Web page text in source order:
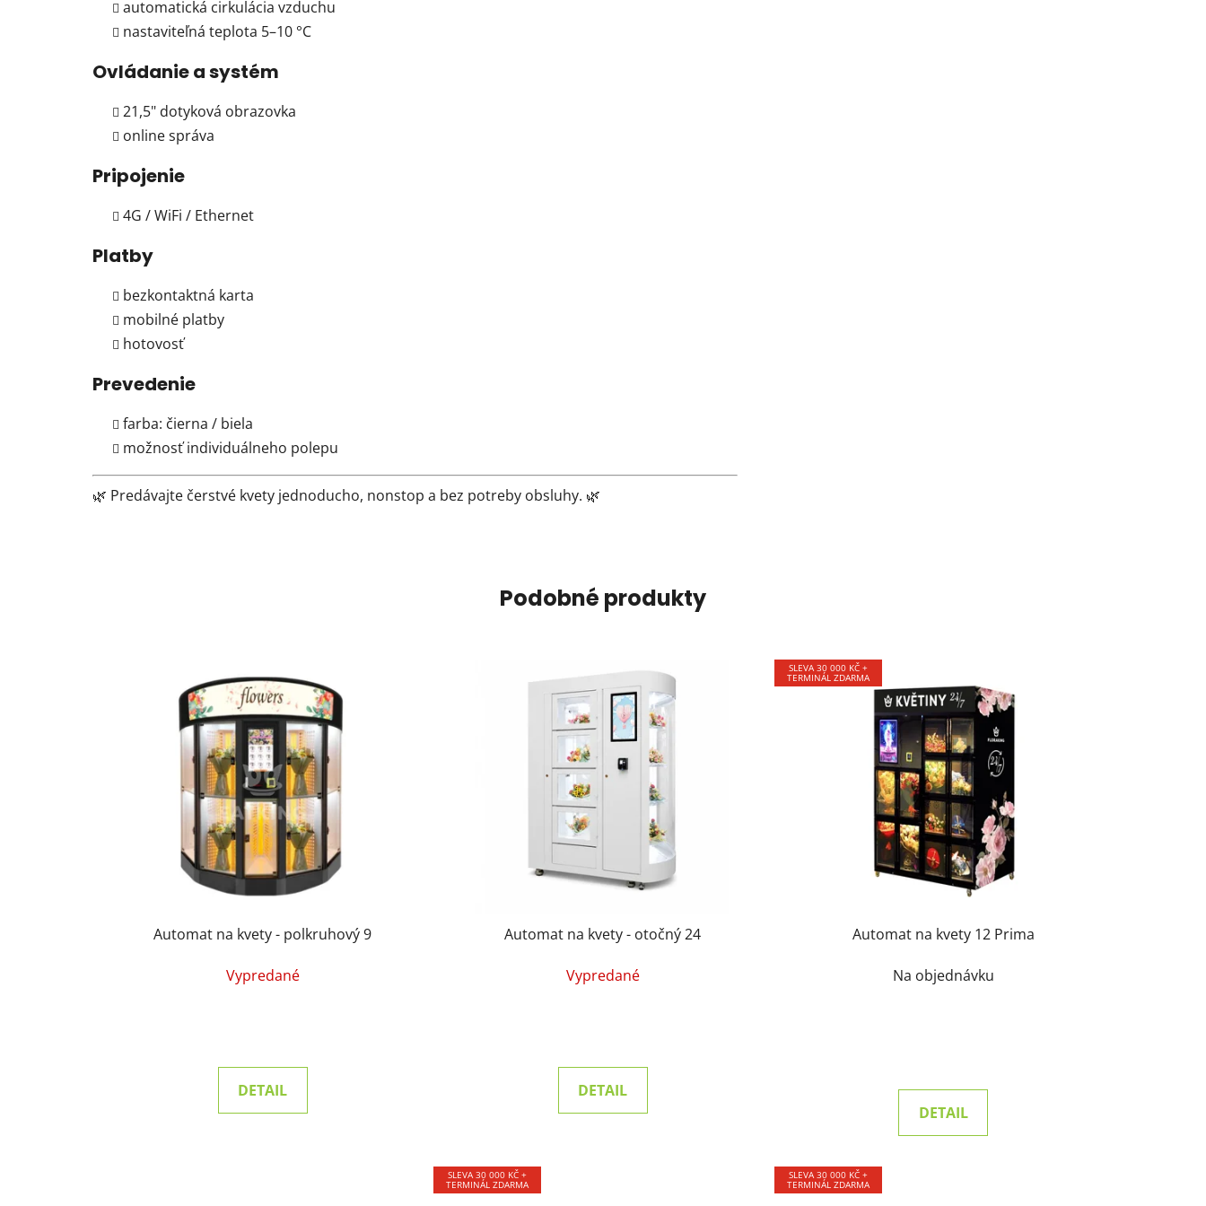
automatická cirkulácia vzduchu
nastaviteľná teplota 5–10 °C
Ovládanie a systém
21,5" dotyková obrazovka
online správa
Pripojenie
4G / WiFi / Ethernet
Platby
bezkontaktná karta
mobilné platby
hotovosť
Prevedenie
farba: čierna / biela
možnosť individuálneho polepu
🌿 Predávajte čerstvé kvety jednoducho, nonstop a bez potreby obsluhy. 🌿
Podobné produkty
Automat na kvety - polkruhový 9
Vypredané
DETAIL
Automat na kvety - otočný 24
Vypredané
DETAIL
SLEVA 30 000 KČ +
TERMINÁL ZDARMA
Automat na kvety 12 Prima
Na objednávku
DETAIL
SLEVA 30 000 KČ +
TERMINÁL ZDARMA
SLEVA 30 000 KČ +
TERMINÁL ZDARMA